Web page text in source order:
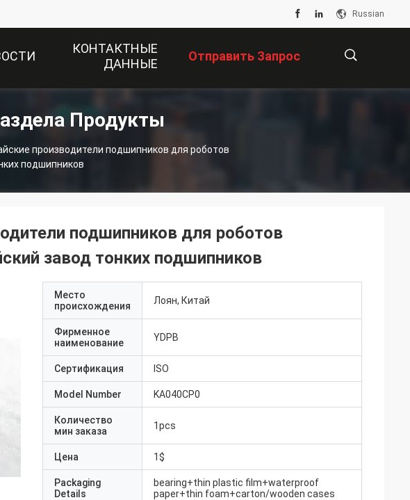
Russian
КОНТАКТНЫЕ
ДАННЫЕ
Отправить Запрос
Продукты
производители подшипников для роботов
подшипников
подшипников для роботов
завод тонких подшипников
Место
происхождения
Лоян, Китай
Фирменное
наименование
YDPB
Сертификация ISO
Model Number KA040CP0
Количество
мин заказа
1pcs
Цена 1$
Packaging
Details
bearing+thin plastic film+waterproof
paper+thin foam+carton/wooden cases